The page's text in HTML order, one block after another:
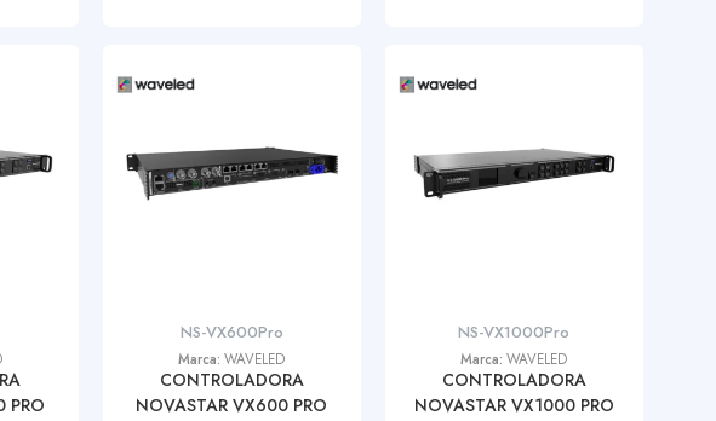
PRO
NS-VX600Pro
Marca:WAVELED
CONTROLADORA
NOVASTAR VX600 PRO
NS-VX1000Pro
Marca:WAVELED
CONTROLADORA
NOVASTAR VX1000 PRO